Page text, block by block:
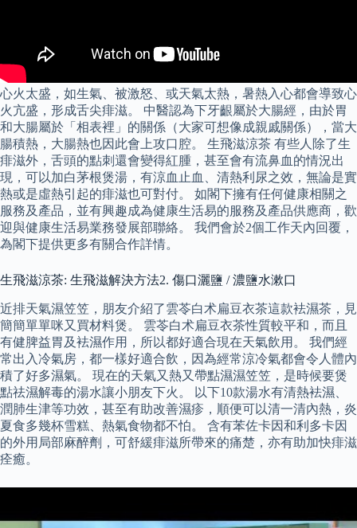
心火太盛，如生氣、被激怒、或天氣太熱，暑熱入心都會導致心
火亢盛，形成舌尖痱滋。 中醫認為下牙齦屬於大腸經，由於胃
和大腸屬於「相表裡」的關係（大家可想像成親戚關係），當大
腸積熱，大腸熱也因此會上攻口腔。 生飛滋涼茶 有些人除了生
痱滋外，舌頭的點刺還會變得紅腫，甚至會有流鼻血的情況出
現，可以加白茅根煲湯，有涼血止血、清熱利尿之效，無論是實
熱或是虛熱引起的痱滋也可對付。 如閣下擁有任何健康相關之
服務及產品，並有興趣成為健康生活易的服務及產品供應商，歡
迎與健康生活易業務發展部聯絡。 我們會於2個工作天內回覆，
為閣下提供更多有關合作詳情。
生飛滋涼茶: 生飛滋解決方法2. 傷口灑鹽 / 濃鹽水漱口
近排天氣濕笠笠，朋友介紹了雲苓白术扁豆衣茶這款袪濕茶，見
簡簡單單咪又買材料煲。 雲苓白术扁豆衣茶性質較平和，而且
有健脾益胃及袪濕作用，所以都好適合現在天氣飲用。 我們經
常出入冷氣房，都一樣好適合飲，因為經常涼冷氣都會令人體內
積了好多濕氣。 現在的天氣又熱又帶點濕濕笠笠，是時候要煲
點祛濕解毒的湯水讓小朋友下火。 以下10款湯水有清熱袪濕、
潤肺生津等功效，甚至有助改善濕疹，順便可以清一清內熱，炎
夏食多幾杯雪糕、熱氣食物都不怕。 含有苯佐卡因和利多卡因
的外用局部麻醉劑，可舒緩痱滋所帶來的痛楚，亦有助加快痱滋
痊癒。